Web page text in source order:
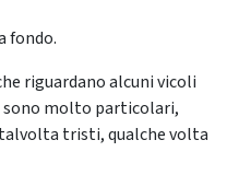
fondo.
riguardano alcuni vicoli
molto particolari,
tristi, qualche volta